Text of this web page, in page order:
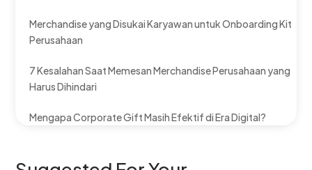
Merchandise yang Disukai Karyawan untuk Onboarding Kit
Perusahaan
7 Kesalahan Saat Memesan Merchandise Perusahaan yang
Harus Dihindari
Mengapa Corporate Gift Masih Efektif di Era Digital?